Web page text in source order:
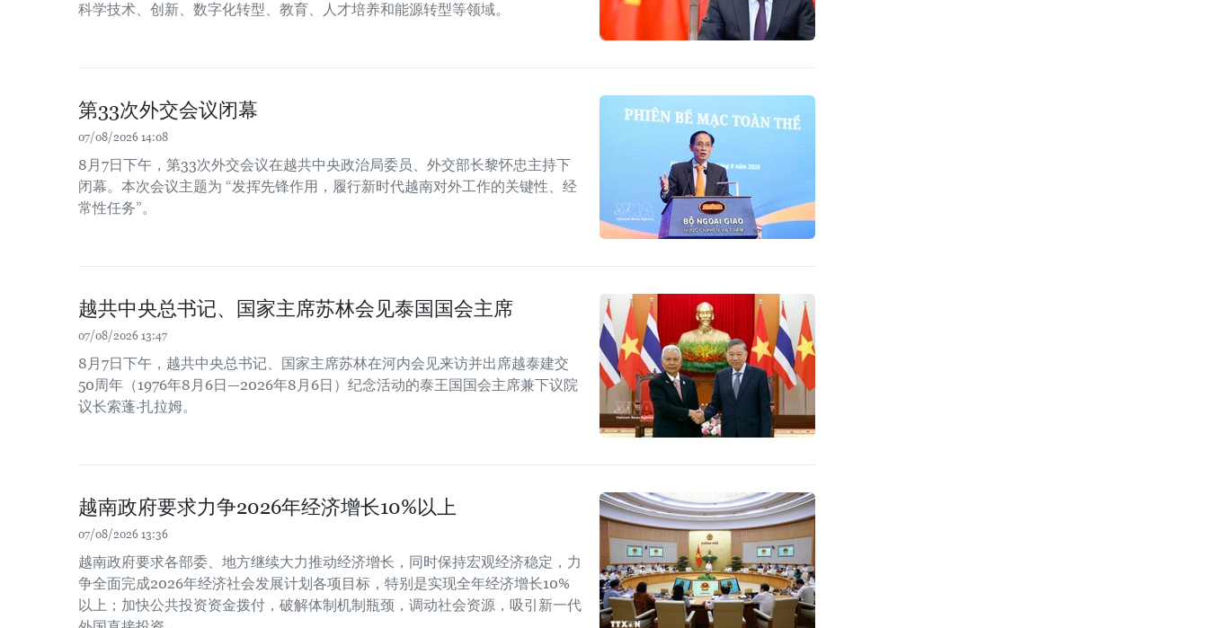
科学技术、创新、数字化转型、教育、人才培养和能源转型等领域。
第33次外交会议闭幕
07/08/2026 14:08
8月7日下午，第33次外交会议在越共中央政治局委员、外交部长黎怀忠主持下
闭幕。本次会议主题为 “发挥先锋作用，履行新时代越南对外工作的关键性、经
常性任务”。
越共中央总书记、国家主席苏林会见泰国国会主席
07/08/2026 13:47
8月7日下午，越共中央总书记、国家主席苏林在河内会见来访并出席越泰建交
50周年（1976年8月6日—2026年8月6日）纪念活动的泰王国国会主席兼下议院
议长索蓬·扎拉姆。
越南政府要求力争2026年经济增长10%以上
07/08/2026 13:36
越南政府要求各部委、地方继续大力推动经济增长，同时保持宏观经济稳定，力
争全面完成2026年经济社会发展计划各项目标，特别是实现全年经济增长10%
以上；加快公共投资资金拨付，破解体制机制瓶颈，调动社会资源，吸引新一代